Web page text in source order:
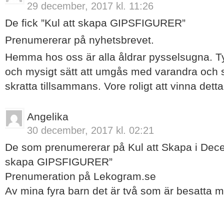
29 december, 2017 kl. 11:26
De fick ”Kul att skapa GIPSFIGURER”
Prenumererar på nyhetsbrevet.
Hemma hos oss är alla åldrar pysselsugna.
och mysigt sätt att umgås med varandra och
skratta tillsammans. Vore roligt att vinna
Angelika
30 december, 2017 kl. 02:21
De som prenumererar på Kul att Skapa i
skapa GIPSFIGURER”
Prenumeration på Lekogram.se
Av mina fyra barn det är två som är besatta